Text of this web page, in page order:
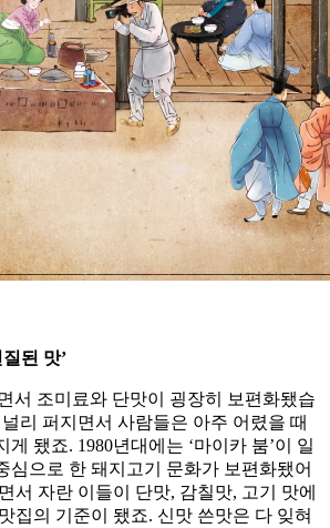
된 맛’
서 조미료와 단맛이 굉장히 보편화됐습
리 퍼지면서 사람들은 아주 어렸을 때
됐죠. 1980년대에는 ‘마이카 붐’이 일
심으로 한 돼지고기 문화가 보편화됐어
서 자란 이들이 단맛, 감칠맛, 고기 맛에
집의 기준이 됐죠. 신맛 쓴맛은 다 잊혀